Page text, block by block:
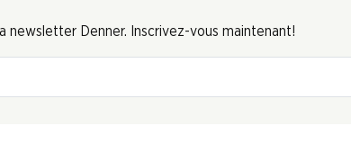
newsletter Denner. Inscrivez-vous maintenant!